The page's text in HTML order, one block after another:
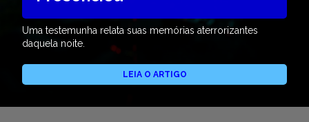
Uma testemunha relata suas memórias aterrorizantes
daquela noite.
LEIA O ARTIGO